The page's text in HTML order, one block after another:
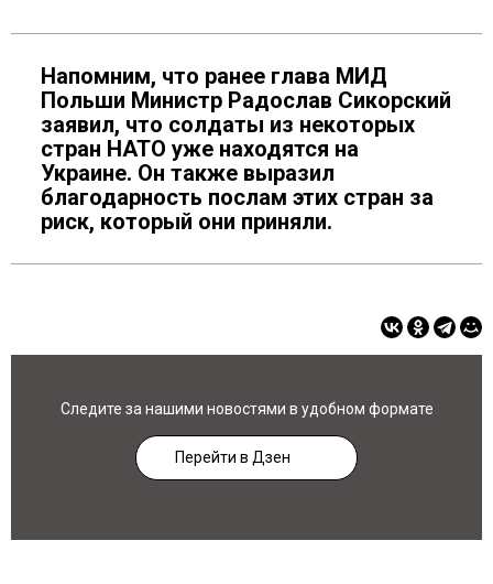
Напомним, что ранее глава МИД
Польши Министр Радослав Сикорский
заявил, что солдаты из некоторых
стран НАТО уже находятся на
Украине. Он также выразил
благодарность послам этих стран за
риск, который они приняли.
Следите за нашими новостями в удобном формате
Перейти в Дзен